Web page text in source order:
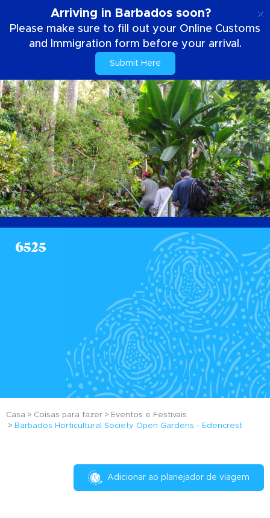
Arriving in Barbados soon?
Please make sure to fill out your Online Customs
and Immigration form before your arrival.
Submit Here
6525
Casa Coisas para fazer
Eventos e Festivais
Barbados Horticultural Society Open Gardens - Edencrest
Adicionar ao planejador de viagem